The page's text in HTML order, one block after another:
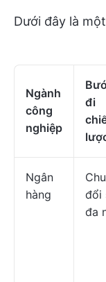
Dưới đây là
Ngành
công
nghiệp
đi
Ngân
hàng
đổi
đa